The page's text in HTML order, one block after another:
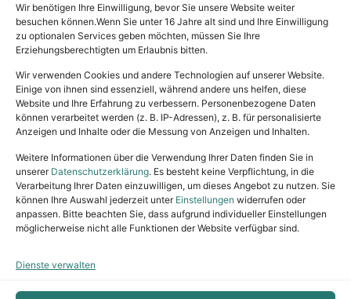
Wir benötigen Ihre Einwilligung, bevor Sie unsere Website weiter
besuchen können.Wenn Sie unter 16 Jahre alt sind und Ihre Einwilligung
zu optionalen Services geben möchten, müssen Sie Ihre
Erziehungsberechtigten um Erlaubnis bitten.
Wir verwenden Cookies und andere Technologien auf unserer Website.
Einige von ihnen sind essenziell, während andere uns helfen, diese
Website und Ihre Erfahrung zu verbessern. Personenbezogene Daten
können verarbeitet werden (z. B. IP-Adressen), z. B. für personalisierte
Anzeigen und Inhalte oder die Messung von Anzeigen und Inhalten.
Weitere Informationen über die Verwendung Ihrer Daten finden Sie in
unserer Datenschutzerklärung. Es besteht keine Verpflichtung, in die
Verarbeitung Ihrer Daten einzuwilligen, um dieses Angebot zu nutzen. Sie
können Ihre Auswahl jederzeit unter Einstellungen widerrufen oder
anpassen. Bitte beachten Sie, dass aufgrund individueller Einstellungen
möglicherweise nicht alle Funktionen der Website verfügbar sind.
Dienste verwalten
Tiervermittlung
Tierpension
Rechtliches
Impressum
Datenschutz
Satzung
Vermittlung & Gebühren